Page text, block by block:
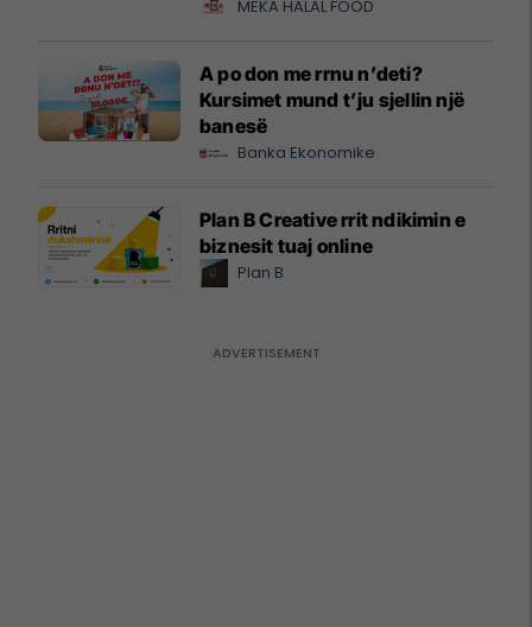
MEKA HALAL FOOD
A po don me rrnu n’deti?
Kursimet mund t’ju sjellin një
banesë
Banka Ekonomike
Plan B Creative rrit ndikimin e
biznesit tuaj online
Plan B